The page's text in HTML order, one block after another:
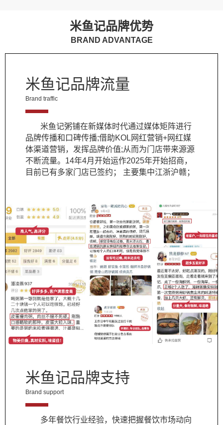
米鱼记品牌优势
BRAND ADVANTAGE
米鱼记品牌流量
Brand traffic
米鱼记粥铺在新媒体时代通过媒体矩阵进行
品牌传播和口碑传播;借助KOL网红营销+网红媒
体渠道营销，发挥品牌价值;从而为门店带来源源
不断流量。14年4月开始运作2025年开始招商，
目前已有多家门店已签约； 主要集中江浙沪赣；
米鱼记品牌支持
Brand support
多年餐饮行业经验，快速把握餐饮市场动向